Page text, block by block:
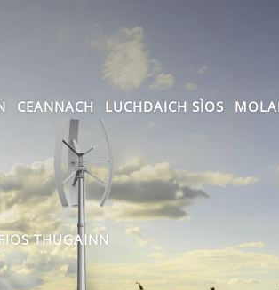
CEANNACH LUCHDAICH SÌOS
THUGAINN